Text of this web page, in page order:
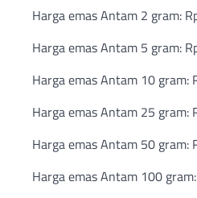
Harga emas Antam 2 gram:
Harga emas Antam 5 gram:
Harga emas Antam 10 gram:
Harga emas Antam 25 gram:
Harga emas Antam 50 gram:
Harga emas Antam 100